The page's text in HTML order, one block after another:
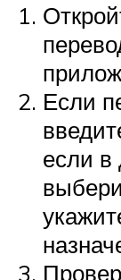
Если
если в